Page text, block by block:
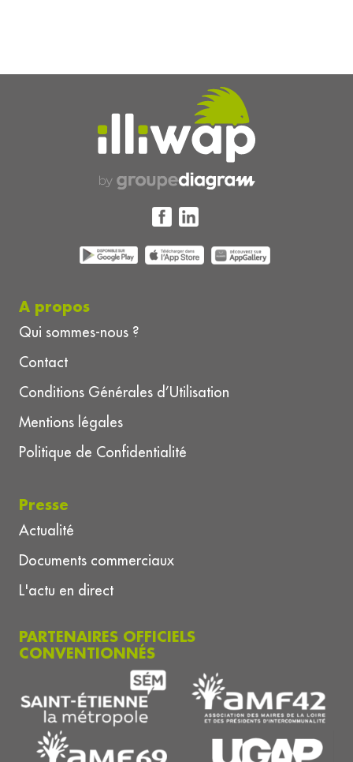
A propos
Qui sommes-nous ?
Contact
Conditions Générales d’Utilisation
Mentions légales
Politique de Confidentialité
Presse
Actualité
Documents commerciaux
L'actu en direct
PARTENAIRES OFFICIELS
CONVENTIONNÉS